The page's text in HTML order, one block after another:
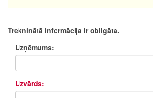
Trekninātā informācija ir obligāta.
Uzņēmums:
Uzvārds: